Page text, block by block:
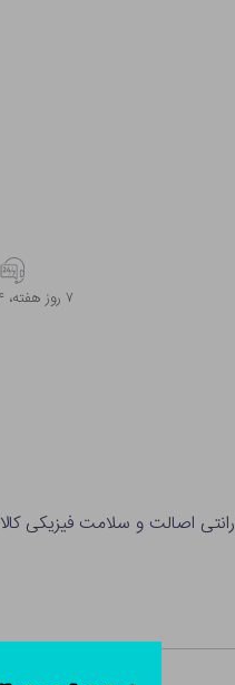
۷ روز ﻫﻔﺘﻪ، ۲۴ ﺳﺎﻋﺘﻪ
اصالت و سلامت فیزیکی کالا